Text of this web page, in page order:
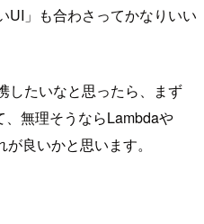
UI」も合わさってかなりいい
したいなと思ったら、まず
無理そうならLambdaや
良いかと思います。